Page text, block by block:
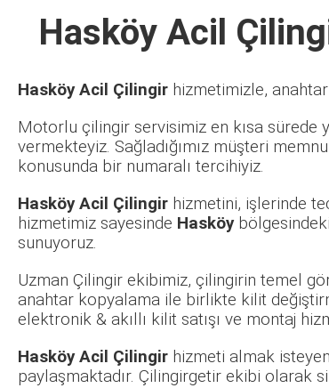
Hasköy Acil
Hasköy Acil Çilingir hizmetimizle,
Motorlu çilingir servisimiz en kısa sürede
vermekteyiz. Sağladığımız müşteri
konusunda bir numaralı tercihiyiz.
Hasköy Acil Çilingir hizmetini, işlerinde
hizmetimiz sayesinde Hasköy
sunuyoruz.
Uzman Çilingir ekibimiz, çilingirin temel
anahtar kopyalama ile birlikte kilit
elektronik & akıllı kilit satışı ve montaj
Hasköy Acil Çilingir hizmeti almak
paylaşmaktadır. Çilingirgetir ekibi olarak